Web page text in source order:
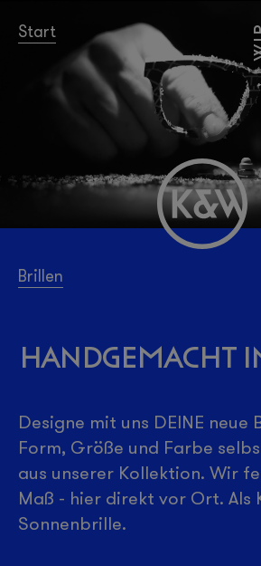
Start
Brillen
Handgemacht
Designe mit uns DEINE neue
Form, Größe und Farbe
aus unserer Kollektion. Wir
Maß - hier direkt vor Ort. Als
Sonnenbrille.